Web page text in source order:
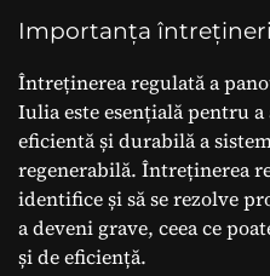
Importanța
Întreținerea regulată a
Iulia este esențială pentru
eficientă și durabilă a
regenerabilă. Întreținerea
identifice și să se rezolve
a deveni grave, ceea ce
și de eficiență.